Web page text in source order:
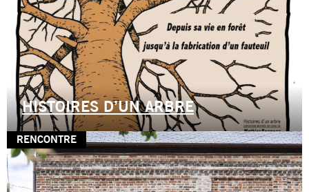
HISTOIRES D’UN ARBRE
RENCONTRE